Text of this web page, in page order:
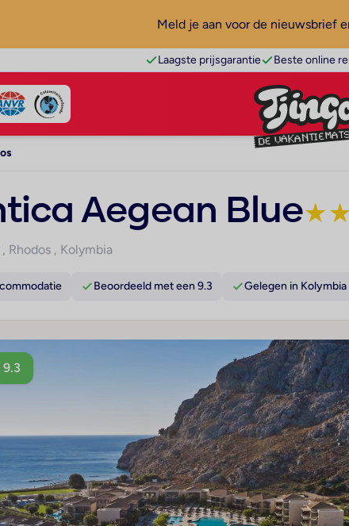
Meld je aan voor de nieuwsbrief
Laagste prijsgarantie Beste online
Aegean Blue★★
, Rhodos , Kolymbia
Beoordeeld met een 9.3 Gelegen in Kolymbia